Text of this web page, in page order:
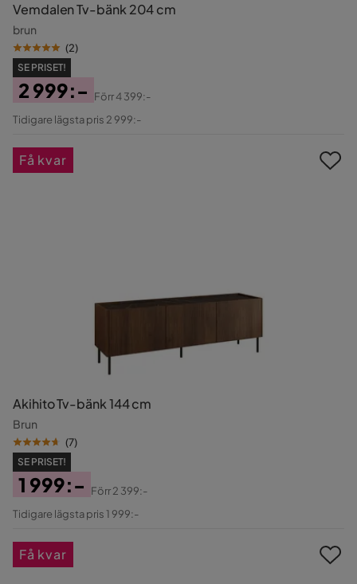
Vemdalen Tv-bänk 204 cm
brun
(2)
SE PRISET!
Pris
2 999:-
Original
Förr4 399:-
Tidigare lägsta pris 2 999:-
Akihito Tv-bänk 144 cm
Brun
(7)
SE PRISET!
Pris
1 999:-
Original
Förr2 399:-
Tidigare lägsta pris 1 999:-
Få kvar
Få kvar